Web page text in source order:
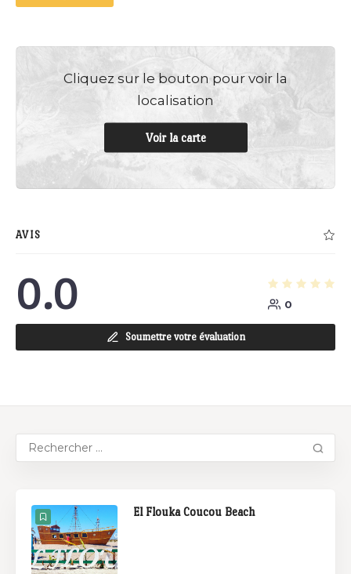
Cliquez sur le bouton pour voir la
localisation
Voir la carte
AVIS
0.0 0
Soumettre votre évaluation
El Flouka Coucou Beach